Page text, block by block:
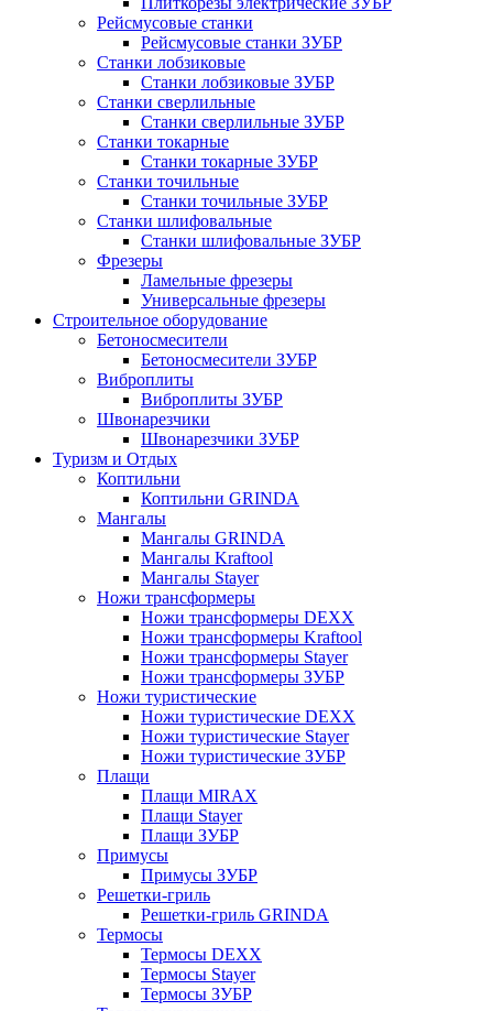
Рейсмусовые станки
Рейсмусовые станки ЗУБР
Станки лобзиковые
Станки лобзиковые ЗУБР
Станки сверлильные
Станки сверлильные ЗУБР
Станки токарные
Станки токарные ЗУБР
Станки точильные
Станки точильные ЗУБР
Станки шлифовальные
Станки шлифовальные ЗУБР
Фрезеры
Ламельные фрезеры
Универсальные фрезеры
Строительное оборудование
Бетоносмесители
Бетоносмесители ЗУБР
Виброплиты
Виброплиты ЗУБР
Швонарезчики
Швонарезчики ЗУБР
Туризм и Отдых
Коптильни
Коптильни GRINDA
Мангалы
Мангалы GRINDA
Мангалы Kraftool
Мангалы Stayer
Ножи трансформеры
Ножи трансформеры DEXX
Ножи трансформеры Kraftool
Ножи трансформеры Stayer
Ножи трансформеры ЗУБР
Ножи туристические
Ножи туристические DEXX
Ножи туристические Stayer
Ножи туристические ЗУБР
Плащи
Плащи MIRAX
Плащи Stayer
Плащи ЗУБР
Примусы
Примусы ЗУБР
Решетки-гриль
Решетки-гриль GRINDA
Термосы
Термосы DEXX
Термосы Stayer
Термосы ЗУБР